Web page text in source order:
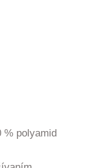
% polyamid